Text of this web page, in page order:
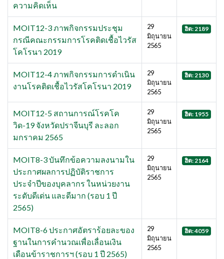
ความคิดเห็น
MOIT12-3 ภาพกิจกรรมประชุม
กรณีคณะกรรมการโรคติดเชื้อไวรัส
โคโรนา 2019
29
มิถุนายน
2565
ฮิต: 2189
MOIT12-4 ภาพกิจกรรมการดำเนิน
งานโรคติดเชื้อไวรัสโคโรนา 2019
29
มิถุนายน
2565
ฮิต: 2130
MOIT12-5 สถานการณ์โรคโค
วิด-19 จังหวัดปราจีนบุรี ละลอก
มกราคม 2565
29
มิถุนายน
2565
ฮิต: 1955
MOIT8-3 บันทึกข้อความลงนามใน
ประกาศผลการปฏิบัติราชการ
ประจำปีของบุคลากร ในหน่วยงาน
ระดับดีเด่น และดีมาก (รอบ 1 ปี
2565)
29
มิถุนายน
2565
ฮิต: 2164
MOIT8-6 ประกาศอัตราร้อยละของ
ฐานในการคำนวณเพื่อเลื่อนเงิน
เดือนข้าราชการฯ (รอบ 1 ปี 2565)
29
มิถุนายน
2565
ฮิต: 4059